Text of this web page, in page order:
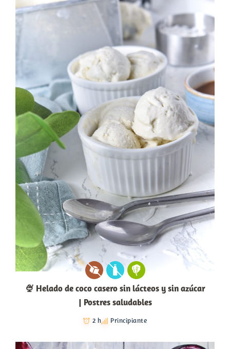
🍨 Helado de coco casero sin lácteos y sin azúcar
| Postres saludables
2 h Principiante